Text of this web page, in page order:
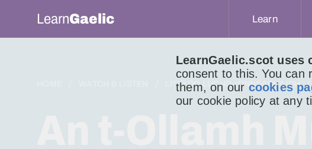
LearnGaelic.scot uses
consent to this. You can
them, on our cookies
our cookie policy at any
LearnGaelic Learn
LITIR DO LUCHD-IONNSACHAIDH